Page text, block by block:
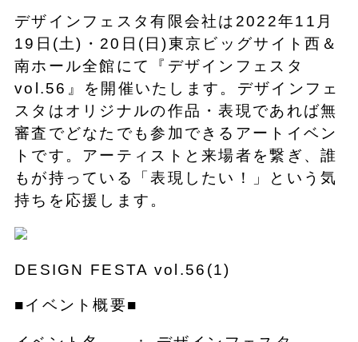
デザインフェスタ有限会社は2022年11月
19日(土)・20日(日)東京ビッグサイト西＆
南ホール全館にて『デザインフェスタ
vol.56』を開催いたします。デザインフェ
スタはオリジナルの作品・表現であれば無
審査でどなたでも参加できるアートイベン
トです。アーティストと来場者を繋ぎ、誰
もが持っている「表現したい！」という気
持ちを応援します。
DESIGN FESTA vol.56(1)
■イベント概要■